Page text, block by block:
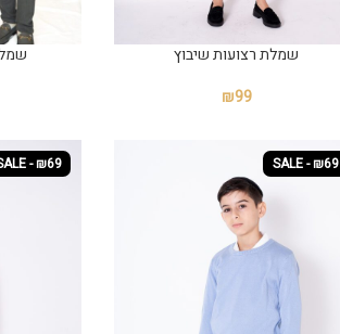
שמלת רצועות שיבוץ
₪99
SALE - ₪69
- ₪69